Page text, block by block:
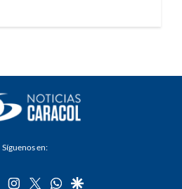
Síguenos en:
tiktok instagram
twitterwhatsapp
google